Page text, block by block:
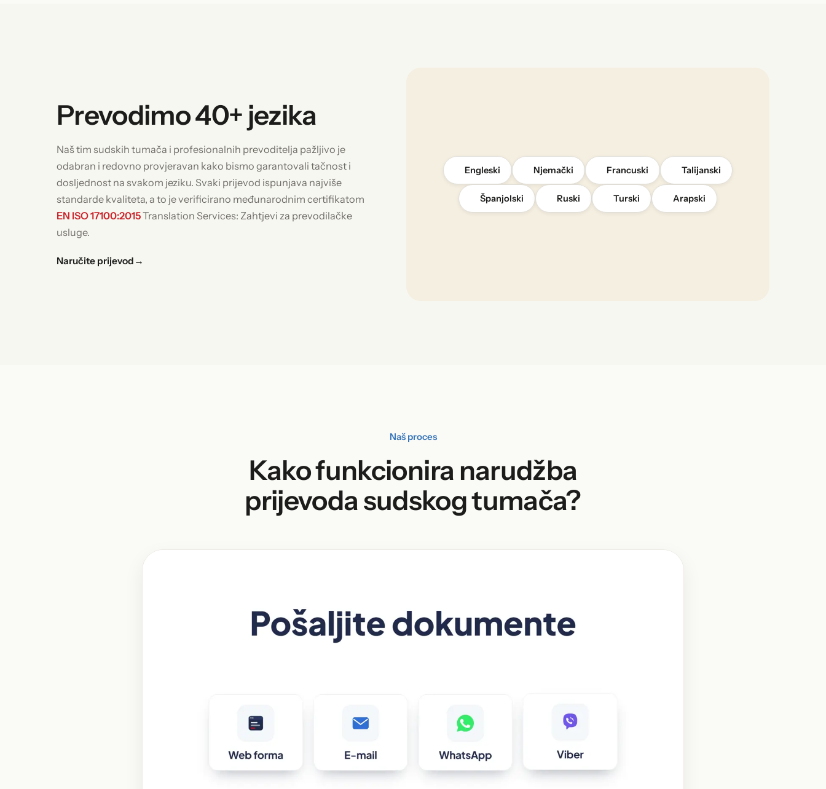
Prevodimo 40+ jezika
Naš tim sudskih tumača i profesionalnih prevoditelja pažljivo je
odabran i redovno provjeravan kako bismo garantovali tačnost i
dosljednost na svakom jeziku. Svaki prijevod ispunjava najviše
standarde kvaliteta, a to je verificirano međunarodnim certifikatom
EN ISO 17100:2015Translation Services: Zahtjevi za prevodilačke
usluge.
Naručite prijevod →
Engleski Njemački Francuski Talijanski
Španjolski Ruski Turski Arapski
Naš proces
Kako funkcionira narudžba
prijevoda sudskog tumača?